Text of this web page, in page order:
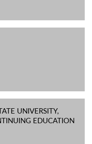
UNIVERSITY,
EDUCATION